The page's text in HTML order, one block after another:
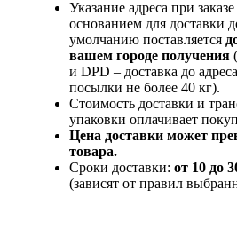
Указание адреса при заказе
основанием для доставки
умолчанию поставляется
вашем городе получения
и DPD – доставка до
посылки не более 40 кг).
Стоимость доставки и
упаковки оплачивает
Цена доставки может
товара.
Сроки доставки: от 10 до
(зависят от правил